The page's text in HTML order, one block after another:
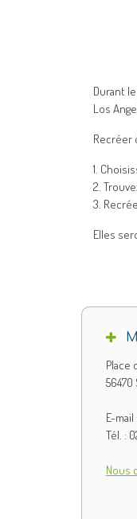
Durant
Los
Recréer
1.
2.
3.
Elles
Place
E-mail :
Tél. :
Nous